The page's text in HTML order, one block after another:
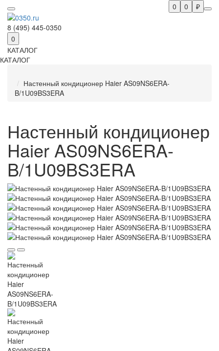
₽
0
0
8 (495) 445-0350
0
КАТАЛОГ
КАТАЛОГ
Настенный кондиционер Haier AS09NS6ERA-
B/1U09BS3ERA
Настенный кондиционер
Haier AS09NS6ERA-
B/1U09BS3ERA